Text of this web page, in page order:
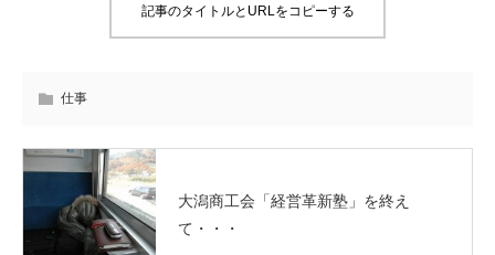
記事のタイトルとURLをコピーする
仕事
大潟商工会「経営革新塾」を終え
て・・・